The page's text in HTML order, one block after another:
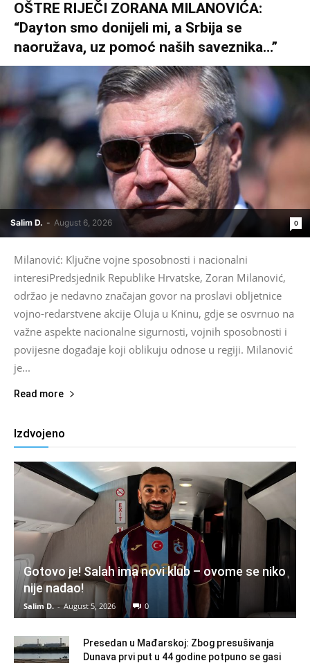
OŠTRE RIJEČI ZORANA MILANOVIĆA:
“Dayton smo donijeli mi, a Srbija se
naoružava, uz pomoć naših saveznika…”
Salim D. - August 6, 2026 0
Milanović: Ključne vojne sposobnosti i nacionalni
interesiPredsjednik Republike Hrvatske, Zoran Milanović,
održao je nedavno značajan govor na proslavi obljetnice
vojno-redarstvene akcije Oluja u Kninu, gdje se osvrnuo na
važne aspekte nacionalne sigurnosti, vojnih sposobnosti i
povijesne događaje koji oblikuju odnose u regiji. Milanović
je...
Read more
Izdvojeno
Gotovo je! Salah ima novi klub – ovome se niko
nije nadao!
Salim D. - August 5, 2026 0
Presedan u Mađarskoj: Zbog presušivanja
Dunava prvi put u 44 godine potpuno se gasi